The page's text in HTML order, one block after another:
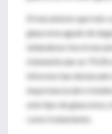
El mecanismo que más
glaucoma agudo de
tailandeses fue el
iridolenticular en 79,2%
informes han
importancia del
este tipo de glaucoma
como tratamiento.